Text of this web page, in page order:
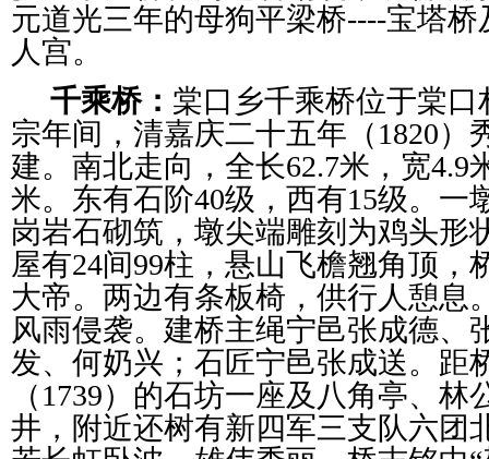
元道光三年的母狗平梁桥----宝塔
人宫。
千乘桥： 棠口乡千乘桥位于棠
宗年间，清嘉庆二十五年（1820）
建。南北走向，全长62.7米，宽4.9
米。东有石阶40级，西有15级。一
岗岩石砌筑，墩尖端雕刻为鸡头形
屋有24间99柱，悬山飞檐翘角顶，
大帝。两边有条板椅，供行人憩息
风雨侵袭。建桥主绳宁邑张成德、
发、何奶兴；石匠宁邑张成送。距
（1739）的石坊一座及八角亭、
井，附近还树有新四军三支队六团